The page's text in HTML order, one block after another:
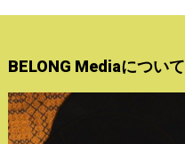
BELONG Mediaについて